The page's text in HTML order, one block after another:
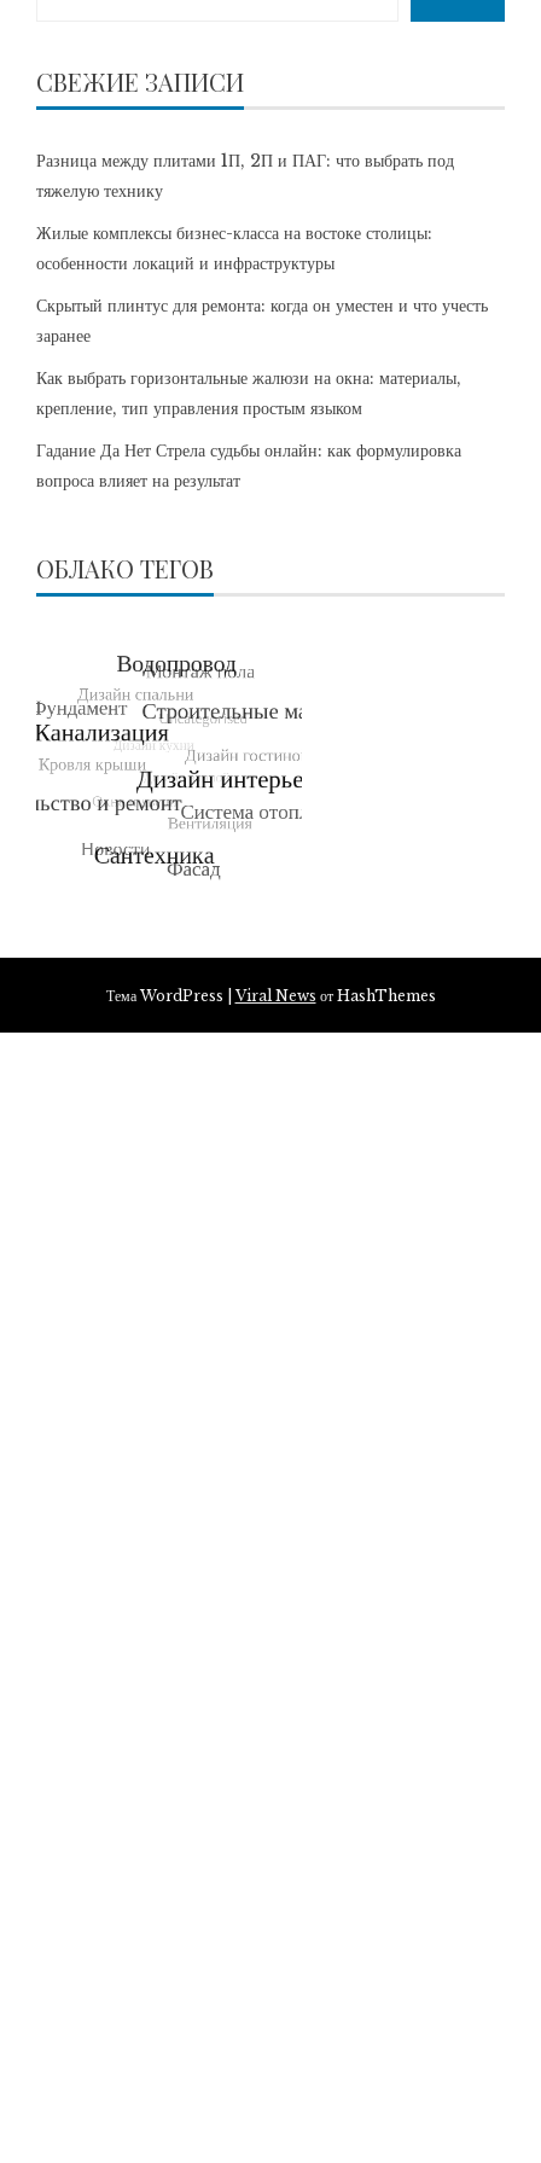
СВЕЖИЕ ЗАПИСИ
Разница между плитами 1П, 2П и ПАГ: что выбрать под
тяжелую технику
Жилые комплексы бизнес-класса на востоке столицы:
особенности локаций и инфраструктуры
Скрытый плинтус для ремонта: когда он уместен и что учесть
заранее
Как выбрать горизонтальные жалюзи на окна: материалы,
крепление, тип управления простым языком
Гадание Да Нет Стрела судьбы онлайн: как формулировка
вопроса влияет на результат
ОБЛАКО ТЕГОВ
Тема WordPress |Viral News от HashThemes